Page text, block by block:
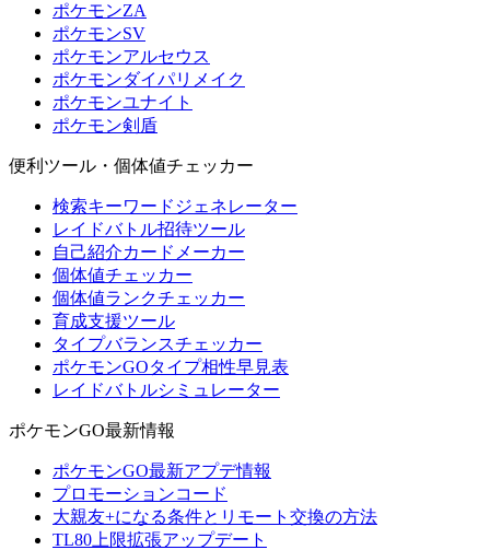
ポケモンZA
ポケモンSV
ポケモンアルセウス
ポケモンダイパリメイク
ポケモンユナイト
ポケモン剣盾
便利ツール・個体値チェッカー
検索キーワードジェネレーター
レイドバトル招待ツール
自己紹介カードメーカー
個体値チェッカー
個体値ランクチェッカー
育成支援ツール
タイプバランスチェッカー
ポケモンGOタイプ相性早見表
レイドバトルシミュレーター
ポケモンGO最新情報
ポケモンGO最新アプデ情報
プロモーションコード
大親友+になる条件とリモート交換の方法
TL80上限拡張アップデート